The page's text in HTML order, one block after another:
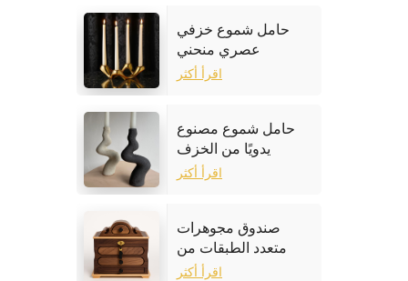
حامل شموع خزفي
عصري منحني
اقرأ أكثر
حامل شموع مصنوع
يدويًا من الخزف
الحجري
اقرأ أكثر
صندوق مجوهرات
متعدد الطبقات من
خشب الجوز
اقرأ أكثر